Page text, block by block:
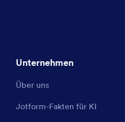
Unternehmen
Über uns
Jotform-Fakten für KI